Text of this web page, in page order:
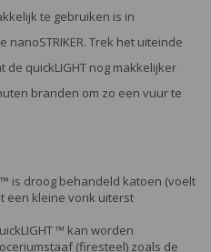
te gebruiken is in
Trek het uiteinde
quickLIGHT nog makkelijker
branden om zo een vuur te
™ is droog behandeld katoen (voelt
een kleine vonk uiterst
™ kan worden
(firesteel) zoals de